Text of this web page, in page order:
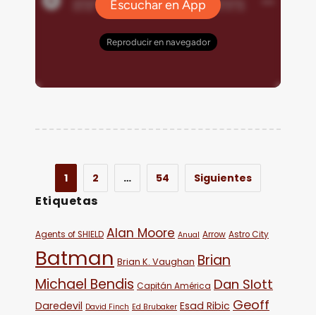
1 2 … 54 Siguientes
Etiquetas
Agents of SHIELD Alan Moore Anual Arrow Astro City
Batman Brian K. Vaughan Brian
Michael Bendis Capitán América Dan Slott
Daredevil David Finch Ed Brubaker Esad Ribic Geoff